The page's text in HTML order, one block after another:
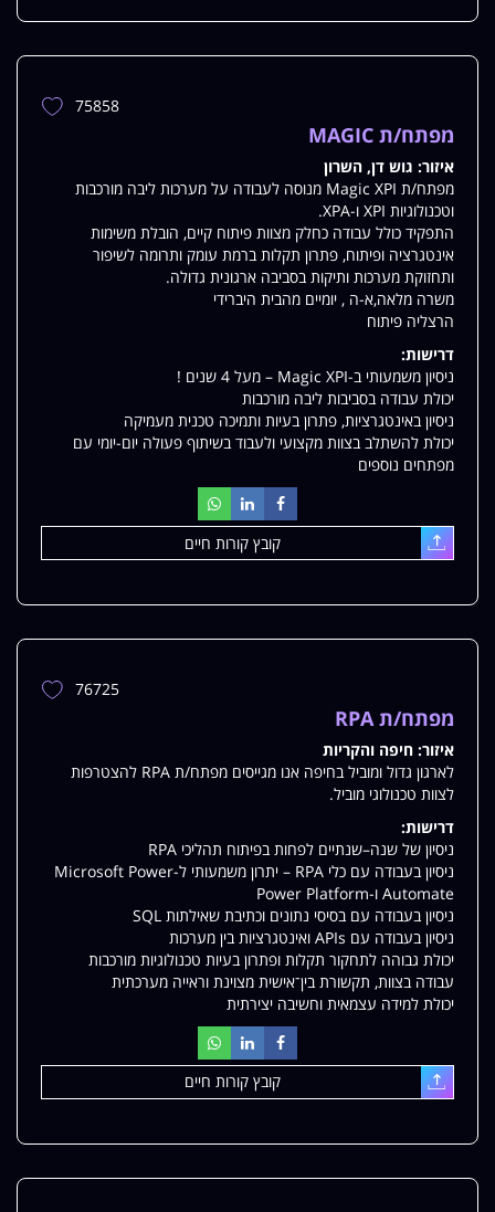
הוספת
75858
מפתח/ת MAGIC
איזור: גוש דן, השרון
מפתח/ת Magic XPI מנוסה לעבודה על מערכות ליבה מורכבות
וטכנולוגיות XPI ו-XPA.
התפקיד כולל עבודה כחלק מצוות פיתוח קיים, הובלת משימות
אינטגרציה ופיתוח, פתרון תקלות ברמת עומק ותרומה לשיפור
ותחזוקת מערכות ותיקות בסביבה ארגונית גדולה.
משרה מלאה,א-ה , יומיים מהבית היברידי
הרצליה פיתוח
דרישות:
ניסיון משמעותי ב-Magic XPI – מעל 4 שנים !
יכולת עבודה בסביבות ליבה מורכבות
ניסיון באינטגרציות, פתרון בעיות ותמיכה טכנית מעמיקה
יכולת להשתלב בצוות מקצועי ולעבוד בשיתוף פעולה יום-יומי עם
מפתחים נוספים
עלאת
קובץ קורות חיים
הוספת
76725
מפתח/ת RPA
איזור: חיפה והקריות
לארגון גדול ומוביל בחיפה אנו מגייסים מפתח/ת RPA להצטרפות
לצוות טכנולוגי מוביל.
דרישות:
ניסיון של שנה–שנתיים לפחות בפיתוח תהליכי RPA
ניסיון בעבודה עם כלי RPA – יתרון משמעותי ל-Microsoft Power
Automate ו-Power Platform
ניסיון בעבודה עם בסיסי נתונים וכתיבת שאילתות SQL
ניסיון בעבודה עם APIs ואינטגרציות בין מערכות
יכולת גבוהה לתחקור תקלות ופתרון בעיות טכנולוגיות מורכבות
עבודה בצוות, תקשורת בין־אישית מצוינת וראייה מערכתית
יכולת למידה עצמאית וחשיבה יצירתית
עלאת
קובץ קורות חיים